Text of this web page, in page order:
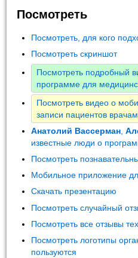
Посмотреть
Посмотреть, для кого
Посмотреть скриншот
Посмотреть подробный
программе для
Посмотреть видео о
записи пациентов
Анатолий Вассерман ,
известные люди о
Посмотреть
Мобильное приложение
Скачать презентацию
Посмотреть случайный
Посмотреть все отзывы
Посмотреть логотипы
пользуются